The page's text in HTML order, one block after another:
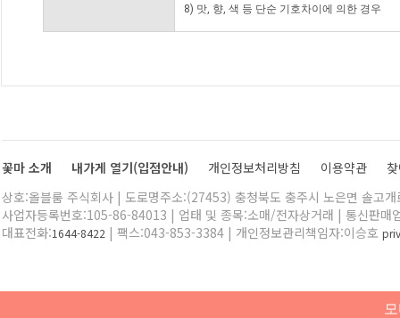
8) 맛, 향, 색 등 단순 기호차이에 의한 경우
꽃마 소개 내가게 열기(입점안내) 개인정보처리방침 이용약관
상호:올블룸 주식회사 | 도로명주소:(27453) 충청북도 충주시 노은면 솔고
사업자등록번호:105-86-84013 | 업태 및 종목:소매/전자상거래 | 통신판매
대표전화:1644-8422 | 팩스:043-853-3384 | 개인정보관리책임자:이승호